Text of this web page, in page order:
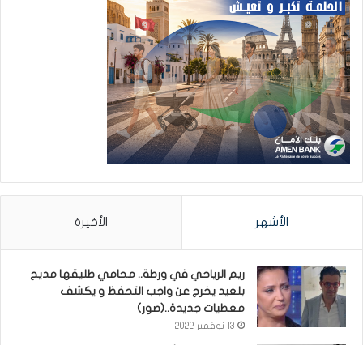
الأشهر الأخيرة
ريم الرياحي في ورطة.. محامي طليقها مديح
بلعيد يخرج عن واجب التحفظ و يكشف
معطيات جديدة..(صور)
13 نوفمبر 2022